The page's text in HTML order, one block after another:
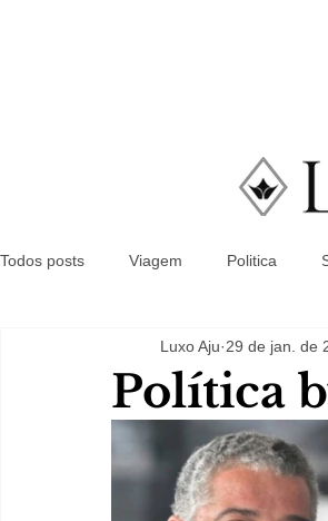
Todos posts Viagem Politica
Política
Luxo Aju 29 de jan. de